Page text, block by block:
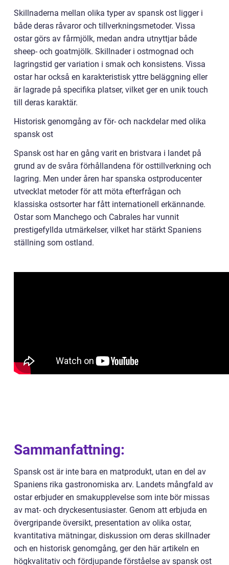
Skillnaderna mellan olika typer av spansk ost ligger i
både deras råvaror och tillverkningsmetoder. Vissa
ostar görs av fårmjölk, medan andra utnyttjar både
sheep- och goatmjölk. Skillnader i ostmognad och
lagringstid ger variation i smak och konsistens. Vissa
ostar har också en karakteristisk yttre beläggning eller
är lagrade på specifika platser, vilket ger en unik touch
till deras karaktär.
Historisk genomgång av för- och nackdelar med olika
spansk ost
Spansk ost har en gång varit en bristvara i landet på
grund av de svåra förhållandena för osttillverkning och
lagring. Men under åren har spanska ostproducenter
utvecklat metoder för att möta efterfrågan och
klassiska ostsorter har fått internationell erkännande.
Ostar som Manchego och Cabrales har vunnit
prestigefyllda utmärkelser, vilket har stärkt Spaniens
ställning som ostland.
Sammanfattning:
Spansk ost är inte bara en matprodukt, utan en del av
Spaniens rika gastronomiska arv. Landets mångfald av
ostar erbjuder en smakupplevelse som inte bör missas
av mat- och dryckesentusiaster. Genom att erbjuda en
övergripande översikt, presentation av olika ostar,
kvantitativa mätningar, diskussion om deras skillnader
och en historisk genomgång, ger den här artikeln en
högkvalitativ och fördjupande förståelse av spansk ost